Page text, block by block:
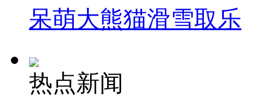
呆萌大熊猫滑雪取乐
热点新闻